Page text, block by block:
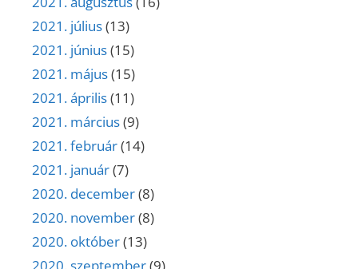
2021. július(13)
2021. június(15)
2021. május(15)
2021. április(11)
2021. március(9)
2021. február(14)
2021. január(7)
2020. december(8)
2020. november(8)
2020. október(13)